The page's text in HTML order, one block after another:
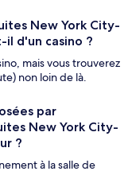
New York City-
il d'un casino ?
mais vous trouverez
non loin de là.
par
New York City-
?
à la salle de